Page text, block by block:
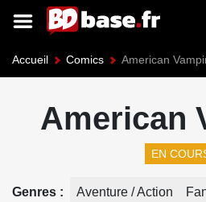
Accueil Comics American
American
EN
Genres Aventure / Action